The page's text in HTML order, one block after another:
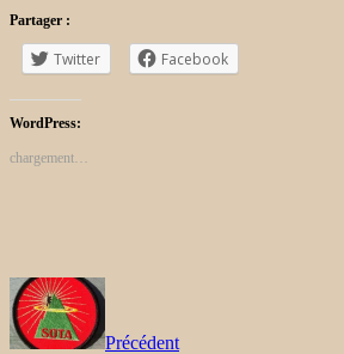
Partager :
Twitter Facebook
WordPress:
chargement…
Précédent